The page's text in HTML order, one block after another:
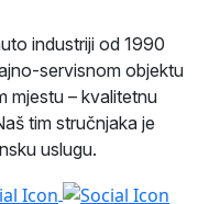
industriji od 1990
servisnom objektu
mjestu – kvalitetnu
tim stručnjaka je
uslugu.